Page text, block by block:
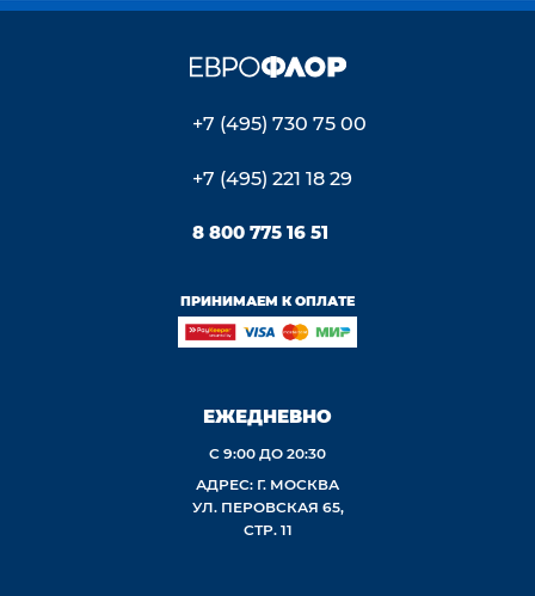
+7 (495) 730 75 00
+7 (495) 221 18 29
8 800 775 16 51
ПРИНИМАЕМ К ОПЛАТЕ
ЕЖЕДНЕВНО
С 9:00 ДО 20:30
АДРЕС: Г. МОСКВА
УЛ. ПЕРОВСКАЯ 65,
СТР. 11